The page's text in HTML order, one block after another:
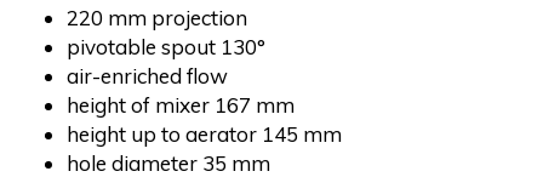
220 mm projection
pivotable spout 130°
air-enriched flow
height of mixer 167 mm
height up to aerator 145 mm
hole diameter 35 mm